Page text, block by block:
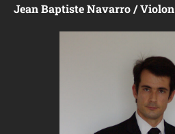
Jean Baptiste Navarro / Violon